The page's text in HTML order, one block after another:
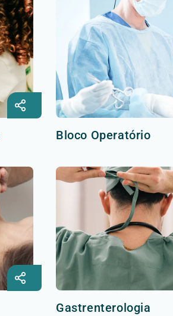
Bloco Operatório
Gastrenterologia